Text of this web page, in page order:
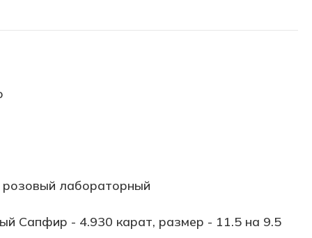
лабораторный
Сапфир - 4.930 карат, размер - 11.5 на 9.5